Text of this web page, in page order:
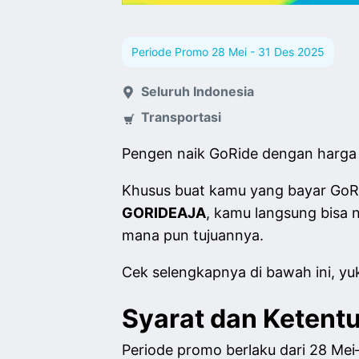
Periode Promo 28 Mei - 31 Des 2025
Seluruh Indonesia
Transportasi
Pengen naik GoRide dengan
Khusus buat kamu yang bayar
GORIDEAJA, kamu langsung bisa
mana pun tujuannya.
Cek selengkapnya di bawah ini,
Syarat dan
Periode promo berlaku dari 28